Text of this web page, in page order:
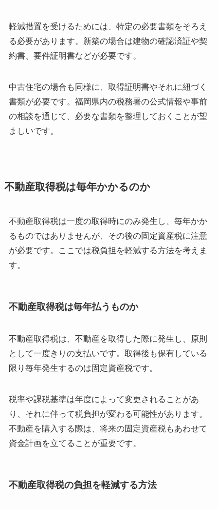
軽減措置を受けるためには、特定の必要書類をそろえ
る必要があります。新築の場合は建物の確認済証や契
約書、要件証明書などが必要です。
中古住宅の場合も同様に、取得証明書やそれに紐づく
書類が必要です。福岡県内の税務署の公式情報や事前
の相談を通じて、必要な書類を整理しておくことが望
ましいです。
不動産取得税は毎年かかるのか
不動産取得税は一度の取得時にのみ発生し、毎年かか
るものではありませんが、その後の固定資産税に注意
が必要です。ここでは税負担を軽減する方法を考えま
す。
不動産取得税は毎年払うものか
不動産取得税は、不動産を取得した際に発生し、原則
として一度きりの支払いです。取得後も保有している
限り毎年発生するのは固定資産税です。
税率や課税基準は年度によって変更されることがあ
り、それに伴って税負担が変わる可能性があります。
不動産を購入する際は、将来の固定資産税もあわせて
資金計画を立てることが重要です。
不動産取得税の負担を軽減する方法